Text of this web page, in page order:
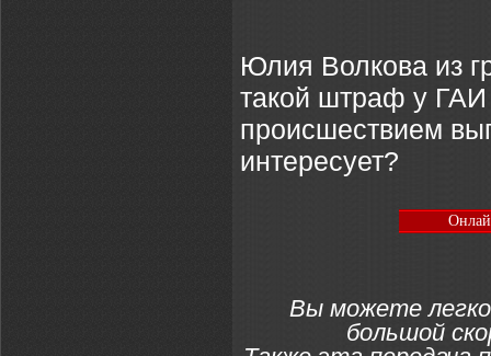
Юлия Волкова из
такой штраф у ГАИ
происшествием
интересует?
Вы можете
большой